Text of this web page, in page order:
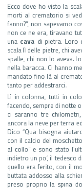
Ecco dove ho visto la
morti al crematorio si
fanno?”, non sapevamo
non ce ne era, tiravano
una cava di pietra. Loro
scala lì delle pietre, chi
spalle, chi non lo aveva.
nella baracca. Ci hanno
mandato fino là al
tanto per addestrarci.
Lì in colonna, tutti in
facendo, sempre di notte
ci saranno tre
ancora la neve per terra
Dico “Qua bisogna
con il calcio del
al collo” e sono stato
indietro un po’, il tedesco
quello era ferito, con il
buttata addosso alla
preso proprio la spina